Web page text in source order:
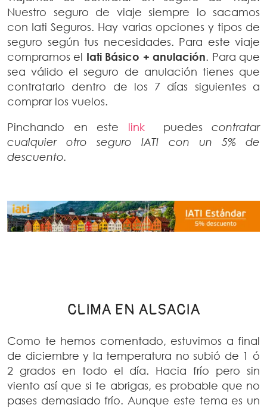
Nuestro seguro de viaje siempre lo sacamos
con Iati Seguros. Hay varias opciones y tipos de
seguro según tus necesidades. Para este viaje
compramos el Iati Básico + anulación. Para que
sea válido el seguro de anulación tienes que
contratarlo dentro de los 7 días siguientes a
comprar los vuelos.
Pinchando en este link puedes contratar
cualquier otro seguro IATI con un 5% de
descuento.
CLIMA EN ALSACIA
Como te hemos comentado, estuvimos a final
de diciembre y la temperatura no subió de 1 ó
2 grados en todo el día. Hacia frío pero sin
viento así que si te abrigas, es probable que no
pases demasiado frío. Aunque este tema es un